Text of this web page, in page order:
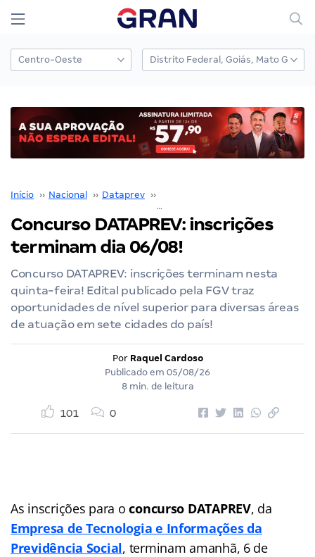
Início ›› Nacional ›› Dataprev ››
Concurso DATAPREV: inscrições
terminam dia 06/08!
Concurso DATAPREV: inscrições terminam nesta
quinta-feira! Edital publicado pela FGV traz
oportunidades de nível superior para diversas áreas
de atuação em sete cidades do país!
Por Raquel Cardoso
Publicado em 05/08/26
8 min. de leitura
101 0
As inscrições para oconcurso DATAPREV, da
Empresa de Tecnologia e Informações da
Previdência Social, terminam amanhã, 6 de